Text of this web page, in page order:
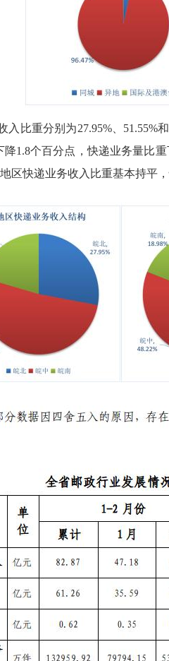
比重分别为27.95%、51.55%
1.8个百分点，快递业务量比
区快递业务收入比重基本持平